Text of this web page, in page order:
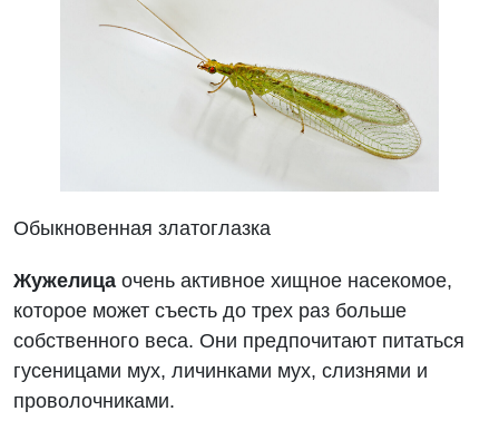
Обыкновенная златоглазка
Жужелица очень активное хищное насекомое,
которое может съесть до трех раз больше
собственного веса. Они предпочитают питаться
гусеницами мух, личинками мух, слизнями и
проволочниками.